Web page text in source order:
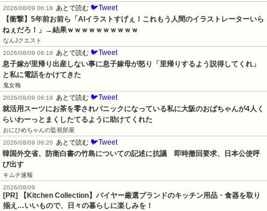
2026/08/09 06:18
あとで読む 🐦Tweet
【衝撃】5年前お前ら「AIイラストすげぇ！これもう人間のイラストレーターいら
ねぇだろ！」→結果ｗｗｗｗｗｗｗｗｗｗ
なんJクエスト
2026/08/09 06:18
あとで読む 🐦Tweet
息子嫁が里帰り出産しない事に息子嫁母が怒り「里帰りするよう説得してくれ」
と私に電話をかけてきた
鬼女梅
2026/08/09 06:18
あとで読む 🐦Tweet
就活用スーツにお茶を零されパニックになっている私に大阪のおばちゃんが4人く
らいわーっとまくしたてるように助けてくれた
おにひめちゃんの監視部屋
2026/08/09 06:20
あとで読む 🐦Tweet
韓国外交省、防衛白書の竹島についての記述に抗議　即時撤回要求、日本公使呼
び出す
キムチ速報
2026/08/09
[PR] 【Kitchen Collection】バイヤー厳選ブランドのキッチン用品・食器を取り
揃え…いいもので、日々の暮らしに楽しみを！